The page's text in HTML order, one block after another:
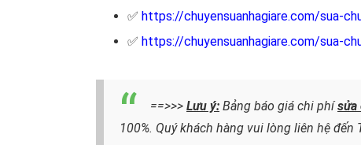
✅ https://chuyensuanhagiare.com/sua-
✅ https://chuyensuanhagiare.com/sua-
==>>> Lưu ý: Bảng báo giá chi phísửa
100%. Quý khách hàng vui lòng liên hệ